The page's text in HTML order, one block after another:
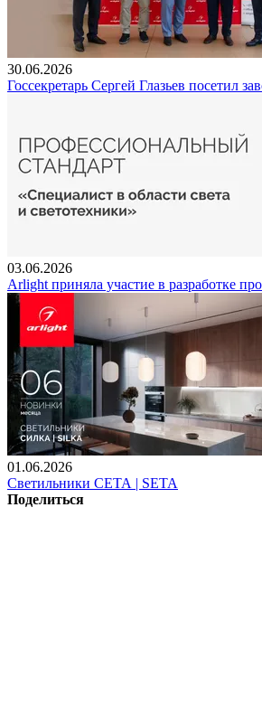
30.06.2026
Госсекретарь Сергей Глазьев посетил
03.06.2026
Arlight приняла участие в разработке
01.06.2026
Светильники СЕТА | SETA
Поделиться